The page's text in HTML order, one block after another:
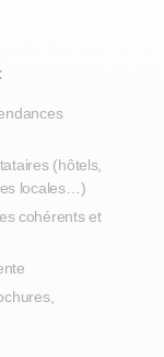
(hôtels,
locales…)
cohérents et